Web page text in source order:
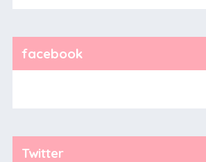
facebook
Twitter